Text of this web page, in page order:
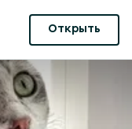
Открыть